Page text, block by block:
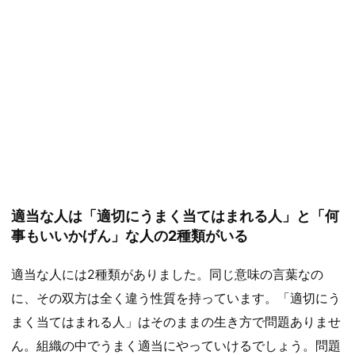
適当な人は「適切にうまく当てはまれる人」と「何
事もいいかげん」な人の2種類がいる
適当な人には2種類がありました。同じ意味の言葉なの
に、その双方は全く違う性質を持っています。「適切にう
まく当てはまれる人」はそのままの生き方で問題ありませ
ん。組織の中でうまく適当にやっていけるでしょう。問題